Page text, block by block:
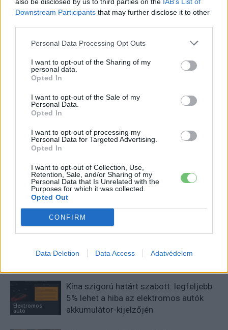
Downstream Participants that may further disclose it to other
Personal Data Processing Opt Outs
I want to opt-out of the Sharing of my
personal data.
Opted In
I want to opt-out of the Sale of my
Personal Data.
Opted In
I want to opt-out of processing my
Personal Data for Targeted Advertising.
Opted In
I want to opt-out of Collection, Use,
Retention, Sale, and/or Sharing of my
Personal Data that Is Unrelated with the
Purposes for which it was collected.
Opted Out
CONFIRM
Data Deletion Data Access Adatvédelem
CÍMKÉK e-mobilitás Elektromobilitás
Elektromos autó
Jeep
Jeep Wrangler
Eriqo
Főállásban Informatikus kocka, de lelkében elkötelezett gamer,
kütyü és immár e-autó rajongó!
KAPCSOLÓDÓ CIKKEK TÖBB A SZERZŐTŐL
Elektromos
autó
Kína szigorú határt szabott: legfeljebb
5% lehet a hiba az elektromos autók
akkumulátor-kijelzőjén